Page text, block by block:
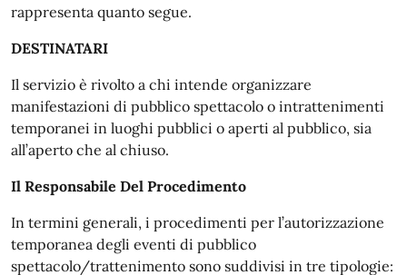
rappresenta quanto segue.
DESTINATARI
Il servizio è rivolto a chi intende organizzare
manifestazioni di pubblico spettacolo o intrattenimenti
temporanei in luoghi pubblici o aperti al pubblico, sia
all’aperto che al chiuso.
Il Responsabile Del Procedimento
In termini generali, i procedimenti per l’autorizzazione
temporanea degli eventi di pubblico
spettacolo/trattenimento sono suddivisi in tre tipologie: